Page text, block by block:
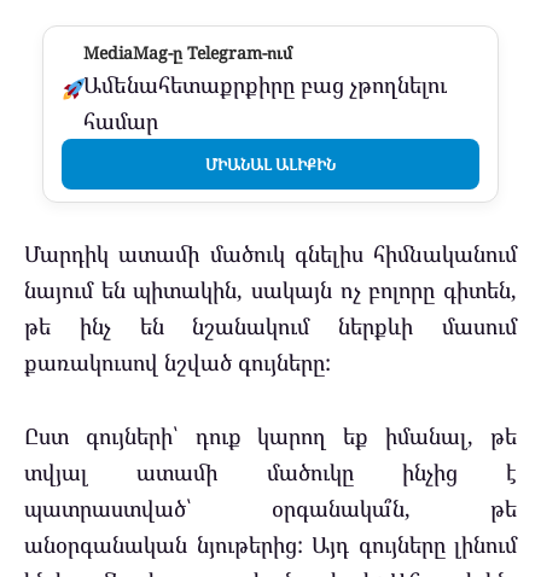
MediaMag-ը Telegram-ում
Ամենահետաքրքիրը բաց չթողնելու
համար
ՄԻԱՆԱԼ ԱԼԻՔԻՆ
Մարդիկ ատամի մածուկ գնելիս հիմնականում
նայում են պիտակին, սակայն ոչ բոլորը գիտեն,
թե ինչ են նշանակում ներքևի մասում
քառակուսով նշված գույները:
Ըստ գույների՝ դուք կարող եք իմանալ, թե
տվյալ ատամի մածուկը ինչից է
պատրաստված՝ օրգանակա՞ն, թե
անօրգանական նյութերից: Այդ գույները լինում